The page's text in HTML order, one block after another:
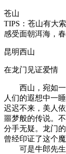
苍山
TIPS：苍山有大
感受面朝洱海，春
昆明西山
在龙门见证爱情
西山，宛如一
人们的遐想中一
迟迟不来，美人
噩梦般的传说。
分手无疑。龙门
曾经印证了这个
可是牛郎先生